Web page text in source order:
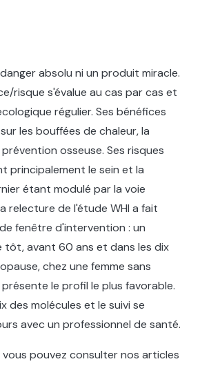
absolu ni un produit miracle.
risque s'évalue au cas par cas et
régulier. Ses bénéfices
les bouffées de chaleur, la
osseuse. Ses risques
principalement le sein et la
étant modulé par la voie
relecture de l'étude WHI a fait
fenêtre d'intervention : un
avant 60 ans et dans les dix
chez une femme sans
le profil le plus favorable.
des molécules et le suivi se
avec un professionnel de santé.
vous pouvez consulter nos articles